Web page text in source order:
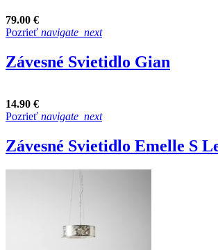
79.00 €
Pozrieť navigate_next
Závesné Svietidlo Gian
14.90 €
Pozrieť navigate_next
Závesné Svietidlo Emelle S